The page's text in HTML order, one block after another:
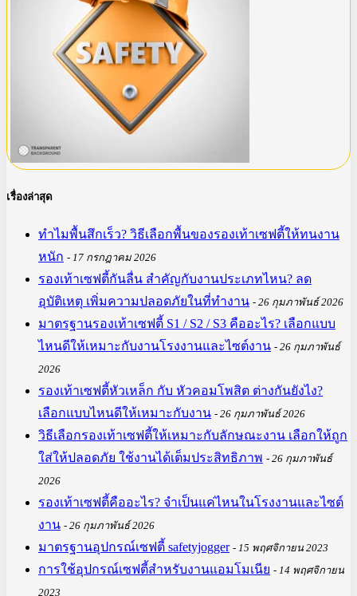
เรื่องล่าสุด
ทำไมพื้นสึกเร็ว? วิธีเลือกพื้นของรองเท้าเซฟตี้ให้ทนงาน
หนัก
17 กรกฎาคม 2026
รองเท้าเซฟตี้กันลื่น สำคัญกับงานประเภทไหน? ลด
อุบัติเหตุ เพิ่มความปลอดภัยในที่ทำงาน
26 กุมภาพันธ์ 2026
มาตรฐานรองเท้าเซฟตี้ S1 / S2 / S3 คืออะไร? เลือกแบบ
ไหนดีให้เหมาะกับงานโรงงานและไซต์งาน
26 กุมภาพันธ์
2026
รองเท้าเซฟตี้หัวเหล็ก กับ หัวคอมโพสิต ต่างกันยังไง?
เลือกแบบไหนดีให้เหมาะกับงาน
26 กุมภาพันธ์ 2026
วิธีเลือกรองเท้าเซฟตี้ให้เหมาะกับลักษณะงาน เลือกให้ถูก
ใส่ให้ปลอดภัย ใช้งานได้เต็มประสิทธิภาพ
26 กุมภาพันธ์
2026
รองเท้าเซฟตี้คืออะไร? จำเป็นแค่ไหนในโรงงานและไซต์
งาน
26 กุมภาพันธ์ 2026
มาตรฐานอุปกรณ์เซฟตี้ safetyjogger 15 พฤศจิกายน 2023
การใช้อุปกรณ์เซฟตี้สำหรับงานแอมโมเนีย
14 พฤศจิกายน
2023